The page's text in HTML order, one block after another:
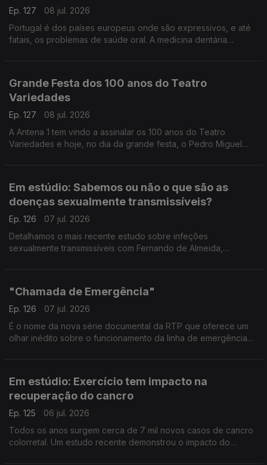
Ep. 127
08 jul. 2026
Portugal é dos países europeus onde são expressivos, e até
fatais, os problemas de saúde oral. A medicina dentária
Grande Festa dos 100 anos do Teatro
Variedades
Ep. 127
08 jul. 2026
A Antena 1 tem vindo a assinalar os 100 anos do Teatro
Variedades e hoje, no dia da grande festa, o Pedro Miguel
Em estúdio: Sabemos ou não o que são as
doenças sexualmente transmissíveis?
Ep. 126
07 jul. 2026
Detalhamos o mais recente estudo sobre infeções
sexualmente transmissíveis com Fernando de Almeida,
"Chamada de Emergência"
Ep. 126
07 jul. 2026
É o nome da nova série documental da RTP que oferece um
olhar inédito sobre o funcionamento da linha de emergência
Em estúdio: Exercício tem impacto na
recuperação do cancro
Ep. 125
06 jul. 2026
Todos os anos surgem cerca de 7 mil novos casos de cancro
colorretal. Um estudo recente demonstrou o impacto do